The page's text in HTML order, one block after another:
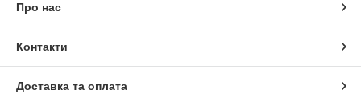
Про нас
Контакти
Доставка та оплата